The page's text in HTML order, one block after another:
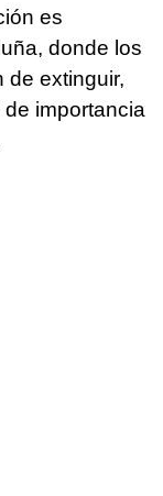
es
donde los
de extinguir,
importancia